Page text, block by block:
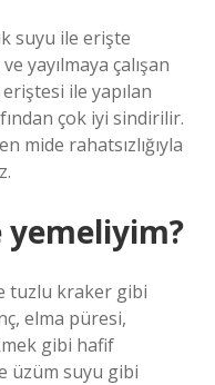
suyu ile erişte
yayılmaya çalışan
ile yapılan
çok iyi sindirilir.
mide rahatsızlığıyla
yemeliyim?
tuzlu kraker gibi
elma püresi,
gibi hafif
üzüm suyu gibi